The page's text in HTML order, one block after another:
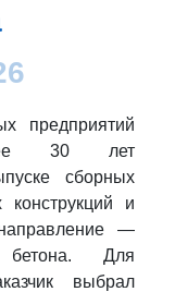
предприятий
30 лет
сборных
конструкций и
—
бетона. Для
выбрал